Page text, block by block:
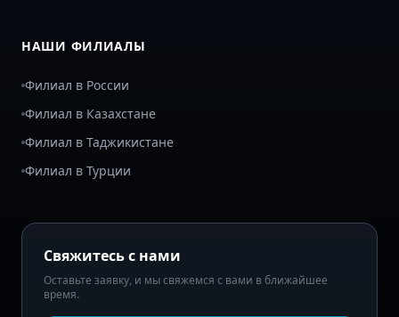
НАШИ ФИЛИАЛЫ
Филиал в России
Филиал в Казахстане
Филиал в Таджикистане
Филиал в Турции
Свяжитесь с нами
Оставьте заявку, и мы свяжемся с вами в ближайшее
время.